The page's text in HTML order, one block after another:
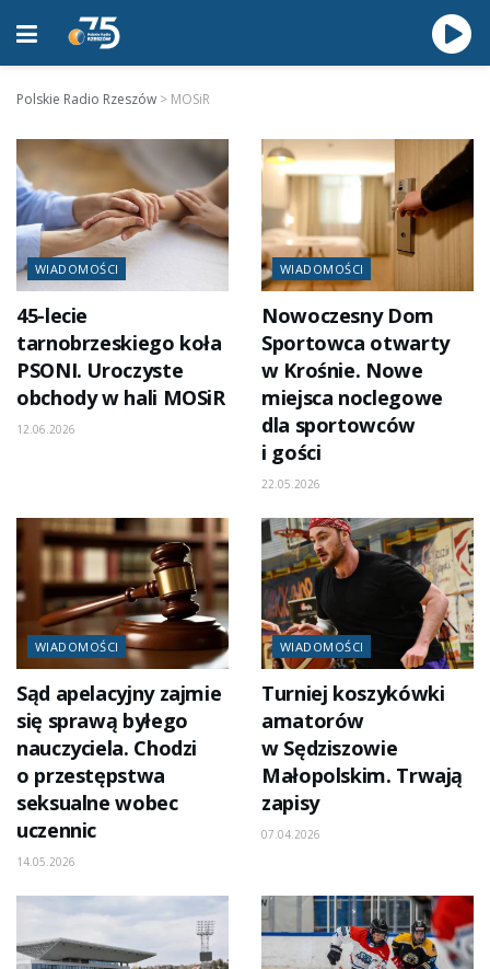
Polskie Radio Rzeszów > MOSiR
WIADOMOŚCI
45-lecie
tarnobrzeskiego koła
PSONI. Uroczyste
obchody w hali MOSiR
12.06.2026
WIADOMOŚCI
Nowoczesny Dom
Sportowca otwarty
w Krośnie. Nowe
miejsca noclegowe
dla sportowców
i gości
22.05.2026
WIADOMOŚCI
Sąd apelacyjny zajmie
się sprawą byłego
nauczyciela. Chodzi
o przestępstwa
seksualne wobec
uczennic
14.05.2026
WIADOMOŚCI
Turniej koszykówki
amatorów
w Sędziszowie
Małopolskim. Trwają
zapisy
07.04.2026